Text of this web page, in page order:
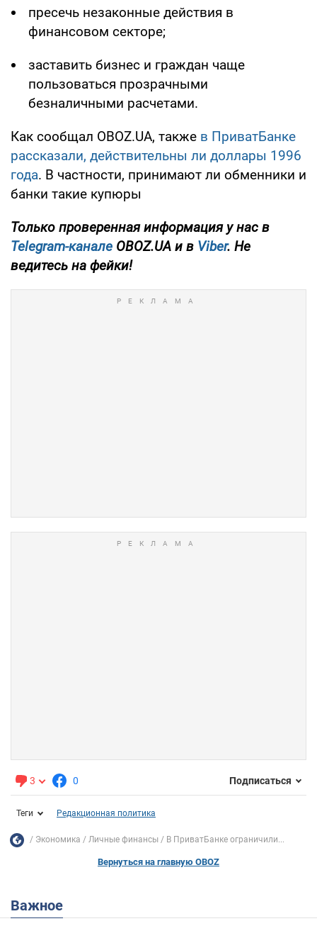
пресечь незаконные действия в
финансовом секторе;
заставить бизнес и граждан чаще
пользоваться прозрачными
безналичными расчетами.
Как сообщал OBOZ.UA, также в ПриватБанке
рассказали, действительны ли доллары 1996
года. В частности, принимают ли обменники и
банки такие купюры
Только проверенная информация у нас в
Telegram-канале OBOZ.UA и в Viber. Не
ведитесь на фейки!
3 0 Подписаться
Теги Редакционная политика
Экономика Личные финансы В ПриватБанке ограничили...
Вернуться на главную OBOZ
Важное